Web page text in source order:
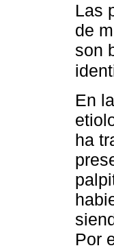
Las
de
son
En
ha
Por